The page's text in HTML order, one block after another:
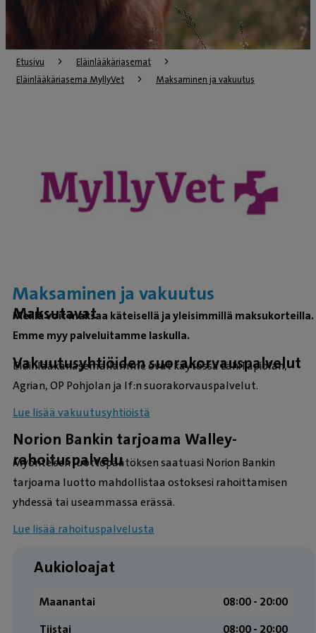
Etusivu
Eläinlääkäriasemat
Eläinlääkäriasema MyllyVet
Maksaminen ja vakuutus
Maksaminen ja vakuutus
Maksutavat
Meillä voit maksaa käteisellä ja yleisimmillä maksukorteilla.
Emme myy palveluitamme laskulla.
Vakuutusyhtiöiden suorakorvauspalvelut
Eläinlääkäriasemallamme ovat käytössä LähiTapiolan,
Agrian, OP Pohjolan ja If:n suorakorvauspalvelut.
Lue lisää vakuutusyhtiöistä
Norion Bankin tarjoama Walley-
rahoituspalvelu
Myönteisen luottopäätöksen saatuasi Norion Bankin
tarjoama luotto mahdollistaa ostoksesi rahoittamisen
yhdessä tai useammassa erässä.
Lue lisää rahoituspalvelusta
Aukioloajat
Maanantai
08:00 ­- 20:00
Tiistai
08:00 ­- 20:00